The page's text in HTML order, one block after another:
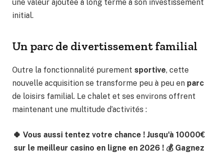
une valeur ajoutée à long terme à son investissement
initial.
Un parc de divertissement familial
Outre la fonctionnalité purement sportive, cette
nouvelle acquisition se transforme peu à peu en parc
de loisirs familial. Le chalet et ses environs offrent
maintenant une multitude d’activités :
🍀 Vous aussi tentez votre chance ! Jusqu'à 10000€
sur le meilleur casino en ligne en 2026 ! 💰 Gagnez